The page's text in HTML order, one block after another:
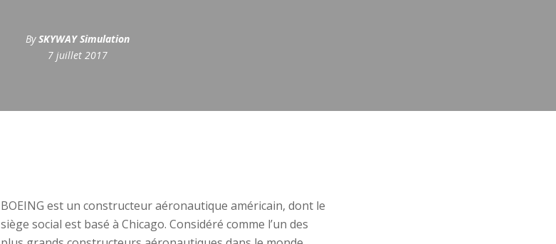
BySKYWAY Simulation
7 juillet 2017
BOEING est un constructeur aéronautique américain, dont le
siège social est basé à Chicago. Considéré comme l’un des